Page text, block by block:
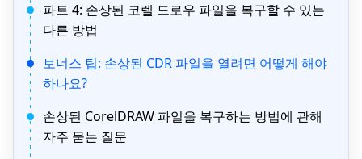
파트 4: 손상된 코렐 드로우 파일을 복구할 수 있는
다른 방법
보너스 팁: 손상된 CDR 파일을 열려면 어떻게 해야
하나요?
손상된 CorelDRAW 파일을 복구하는 방법에 관해
자주 묻는 질문